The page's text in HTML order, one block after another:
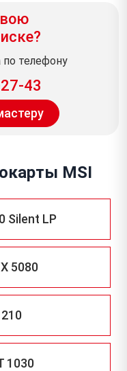
телефону
43
MSI
Silent LP
5080
1030